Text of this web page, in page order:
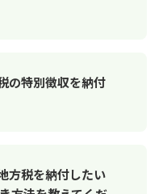
の特別徴収を納付
方税を納付したい